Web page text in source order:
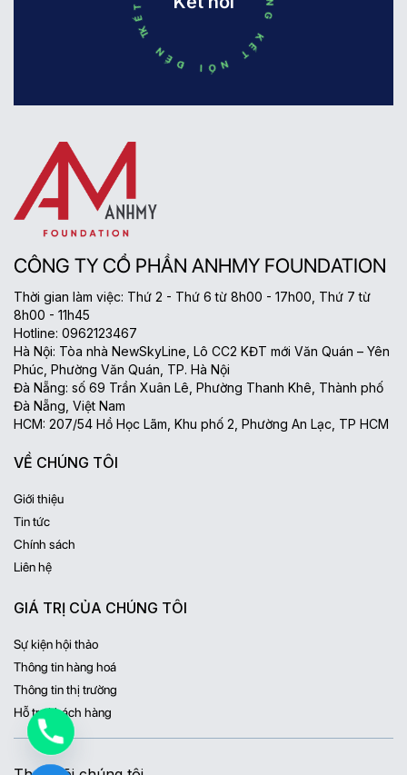
CÔNG TY CỔ PHẦN ANHMY FOUNDATION
Thời gian làm việc: Thứ 2 - Thứ 6 từ 8h00 - 17h00, Thứ 7 từ
8h00 - 11h45
Hotline: 0962123467
Hà Nội: Tòa nhà NewSkyLine, Lô CC2 KĐT mới Văn Quán – Yên
Phúc, Phường Văn Quán, TP. Hà Nội
Đà Nẵng: số 69 Trần Xuân Lê, Phường Thanh Khê, Thành phố
Đà Nẵng, Việt Nam
HCM: 207/54 Hồ Học Lãm, Khu phố 2, Phường An Lạc, TP HCM
VỀ CHÚNG TÔI
Giới thiệu
Tin tức
Chính sách
Liên hệ
GIÁ TRỊ CỦA CHÚNG TÔI
Sự kiện hội thảo
Thông tin hàng hoá
Thông tin thị trường
Hỗ trợ khách hàng